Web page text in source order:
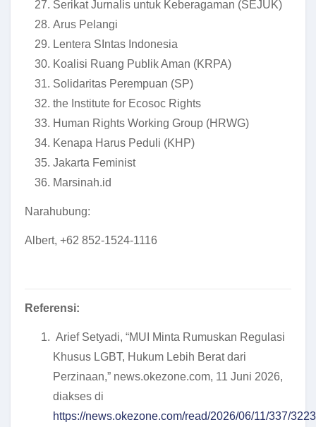
Serikat Jurnalis untuk Keberagaman (SEJUK)
Arus Pelangi
Lentera SIntas Indonesia
Koalisi Ruang Publik Aman (KRPA)
Solidaritas Perempuan (SP)
the Institute for Ecosoc Rights
Human Rights Working Group (HRWG)
Kenapa Harus Peduli (KHP)
Jakarta Feminist
Marsinah.id
Narahubung:
Albert, +62 852-1524-1116
Referensi:
Arief Setyadi, “MUI Minta Rumuskan Regulasi
Khusus LGBT, Hukum Lebih Berat dari
Perzinaan,” news.okezone.com, 11 Juni 2026,
diakses di
https://news.okezone.com/read/2026/06/11/337/